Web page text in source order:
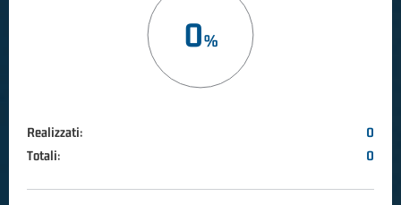
0
Realizzati:
0
Totali:
0